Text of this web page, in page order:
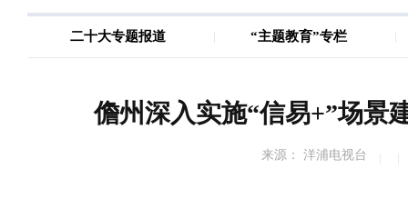
二十大专题报道 “主题教育”专栏
儋州深入实施“信易+”场景
来源： 洋浦电视台